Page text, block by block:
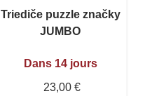
Triediče puzzle značky
JUMBO
Dans 14 jours
23,00 €